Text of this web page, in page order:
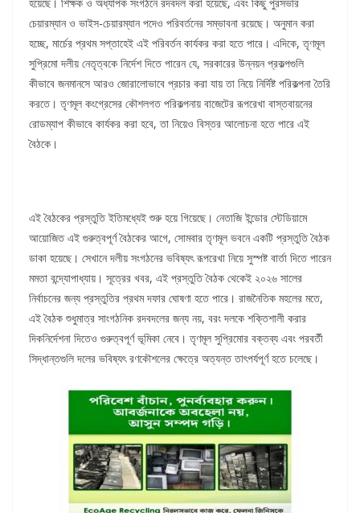
চেয়ারম্যান ও ভাইস-চেয়ারম্যান পদেও পরিবর্তনের সম্ভাবনা রয়েছে। অনুমান করা
হচ্ছে, মার্চের প্রথম সপ্তাহেই এই পরিবর্তন কার্যকর করা হতে পারে। এদিকে, তৃণমূল
সুপ্রিমো দলীয় নেতৃত্বকে নির্দেশ দিতে পারেন যে, সরকারের উন্নয়ন প্রকল্পগুলি
কীভাবে জনমানসে আরও জোরালোভাবে প্রচার করা যায় তা নিয়ে নির্দিষ্ট পরিকল্পনা তৈরি
করতে। তৃণমূল কংগ্রেসের কৌশলগত পরিকল্পনায় বাজেটের রূপরেখা বাস্তবায়নের
রোডম্যাপ কীভাবে কার্যকর করা হবে, তা নিয়েও বিস্তর আলোচনা হতে পারে এই
বৈঠকে।
এই বৈঠকের প্রস্তুতি ইতিমধ্যেই শুরু হয়ে গিয়েছে। নেতাজি ইন্ডোর স্টেডিয়ামে
আয়োজিত এই গুরুত্বপূর্ণ বৈঠকের আগে, সোমবার তৃণমূল ভবনে একটি প্রস্তুতি বৈঠক
ডাকা হয়েছে। সেখানে দলীয় সংগঠনের ভবিষ্যৎ রূপরেখা নিয়ে সুস্পষ্ট বার্তা দিতে পারেন
মমতা বন্দ্যোপাধ্যায়। সূত্রের খবর, এই প্রস্তুতি বৈঠক থেকেই ২০২৬ সালের
নির্বাচনের জন্য প্রস্তুতির প্রথম দফার ঘোষণা হতে পারে। রাজনৈতিক মহলের মতে,
এই বৈঠক শুধুমাত্র সাংগঠনিক রদবদলের জন্য নয়, বরং দলকে শক্তিশালী করার
দিকনির্দেশনা দিতেও গুরুত্বপূর্ণ ভূমিকা নেবে। তৃণমূল সুপ্রিমোর বক্তব্য এবং পরবর্তী
সিদ্ধান্তগুলি দলের ভবিষ্যৎ রণকৌশলের ক্ষেত্রে অত্যন্ত তাৎপর্যপূর্ণ হতে চলেছে।